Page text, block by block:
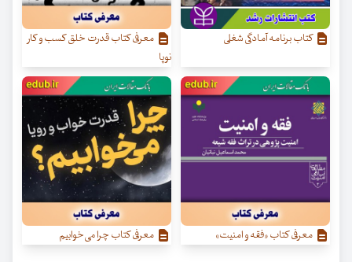
کتاب برنامه آمادگی شغلی
معرفی کتاب قدرت خلق کسب‌ و کار
نوپا
معرفی کتاب «فقه و امنیت» معرفی کتاب چرا می‌خوابیم